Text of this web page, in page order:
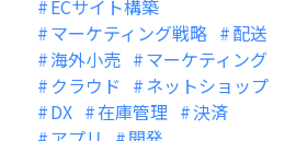
ECサイト構築
マーケティング戦略
配送
海外小売
マーケティング
クラウド
ネットショップ
DX
在庫管理
決済